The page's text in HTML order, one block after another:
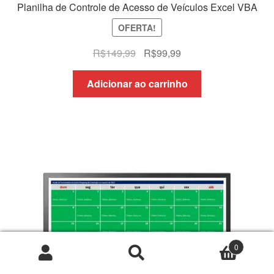
Planilha de Controle de Acesso de Veículos Excel VBA
OFERTA!
R$149,99
O
preço
original
era:
R$99,99
preço
atual
é:
Adicionar ao carrinho
Pesquisar
Pesquisar
0